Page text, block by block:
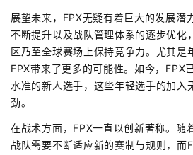
展望未来，FPX无疑有着巨大的发展潜
不断提升以及战队管理体系的逐步优化
区乃至全球赛场上保持竞争力。尤其是
FPX带来了更多的可能性。如今，FPX
水准的新人选手，这些年轻选手的加入
劲。
在战术方面，FPX一直以创新著称。随
战队需要不断适应新的赛制与规则，而